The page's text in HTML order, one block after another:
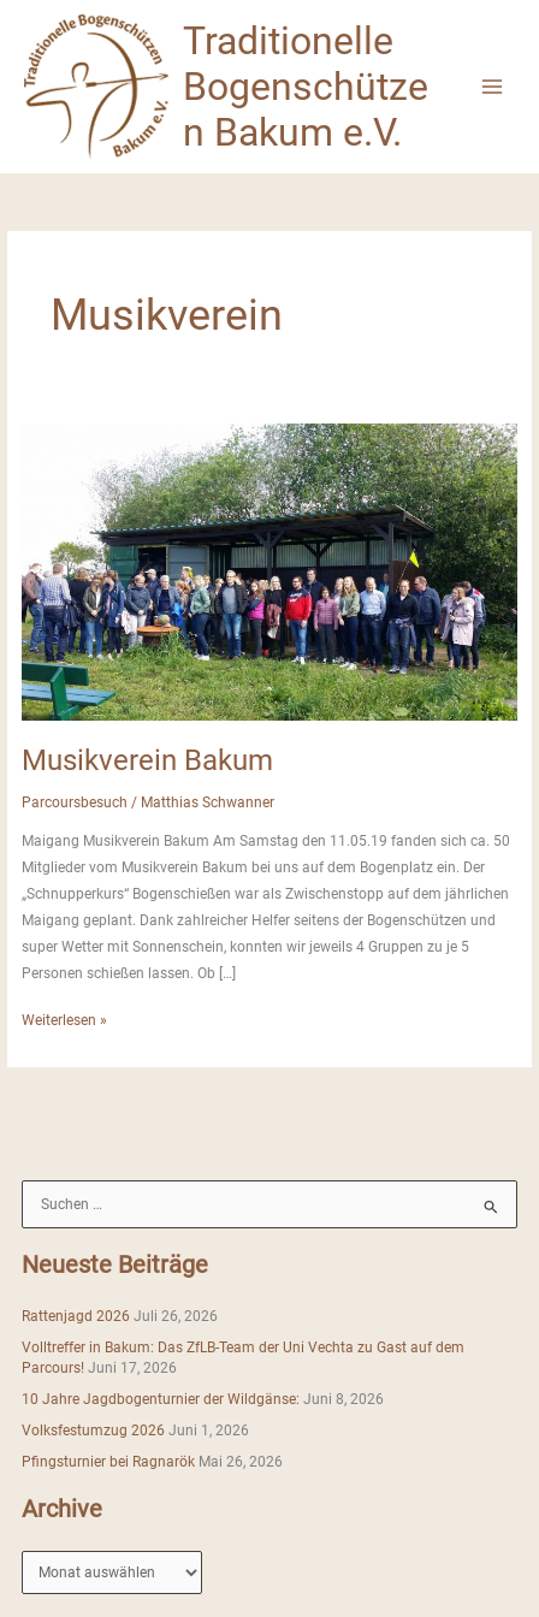
springen
Traditionelle
Bogenschütze
n Bakum e.V.
Musikverein
Musikverein Bakum
Parcoursbesuch / Matthias Schwanner
Maigang Musikverein Bakum Am Samstag den 11.05.19 fanden sich ca. 50
Mitglieder vom Musikverein Bakum bei uns auf dem Bogenplatz ein. Der
„Schnupperkurs“ Bogenschießen war als Zwischenstopp auf dem jährlichen
Maigang geplant. Dank zahlreicher Helfer seitens der Bogenschützen und
super Wetter mit Sonnenschein, konnten wir jeweils 4 Gruppen zu je 5
Personen schießen lassen. Ob […]
Musikverein
Weiterlesen »
h
n
:
Neueste Beiträge
Rattenjagd 2026 Juli 26, 2026
Volltreffer in Bakum: Das ZfLB-Team der Uni Vechta zu Gast auf dem
Parcours! Juni 17, 2026
10 Jahre Jagdbogenturnier der Wildgänse: Juni 8, 2026
Volksfestumzug 2026 Juni 1, 2026
Pfingsturnier bei Ragnarök Mai 26, 2026
Archive
r